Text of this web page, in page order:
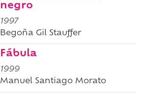
negro
1997
Begoña Gil Stauffer
Fábula
1999
Manuel Santiago Morato